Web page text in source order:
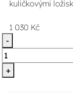
kuličkovými
1 030 Kč
-
+